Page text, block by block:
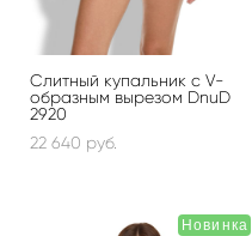
Слитный купальник с V-
образным вырезом DnuD
2920
22 640 pуб.
Новинка